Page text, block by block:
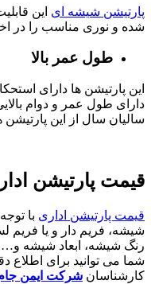
پارتیشن شیشه ای این
شده و نوری مناسب را در
طول عمر بالا
این پارتیشن ها دارای
دارای طول عمر و دوام
سالیان سال از این پارتیشن
قیمت پارتیشن
قیمت پارتیشن اداری با
شیشه، فریم دار و یا
رنگ شیشه، ابعاد شیشه و…
شما می توانید برای اطلاع
کارشناسان شرکت ایمن جام